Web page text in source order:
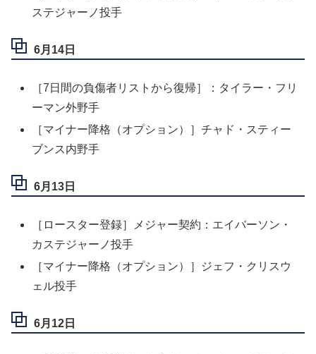
ステジャーノ投手
6月14日
［7日間の負傷者リストから復帰］：タイラー・フリ
ーマン外野手
［マイナー降格（オプション）］チャド・スティー
ブンス内野手
6月13日
［ロースター登録］メジャー契約：エイバーソン・
カステジャーノ投手
［マイナー降格（オプション）］ジェフ・クリスウ
ェル投手
6月12日